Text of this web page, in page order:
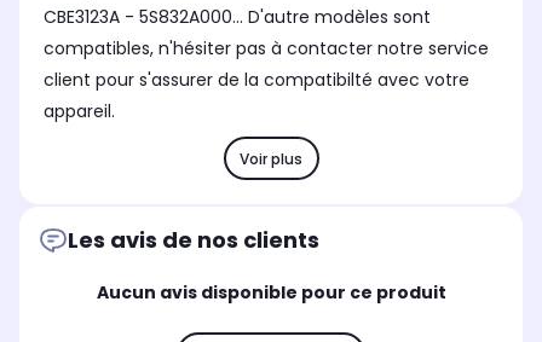
CBE3123A - 5S832A000... D'autre modèles sont
compatibles, n'hésiter pas à contacter notre service
client pour s'assurer de la compatibilté avec votre
appareil.
Voir plus
Les avis de nos clients
Aucun avis disponible pour ce produit